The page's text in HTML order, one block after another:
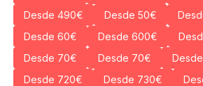
Desde 490€
Desde 50€
Desde 60€
Desde 600€
Desde 70€
Desde 70€
Desde 720€
Desde 730€